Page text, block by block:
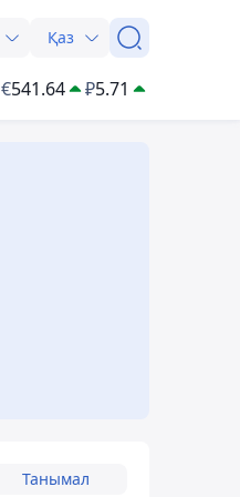
Қаз
€541.64 ₽5.71
Танымал